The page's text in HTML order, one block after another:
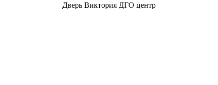
Дверь Виктория ДГО центр